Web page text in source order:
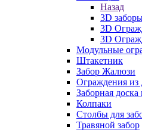
Назад
3D
3D
3D
Модульные
Штакетник
Забор Жалюзи
Ограждения
Заборная
Колпаки
Столбы для
Травяной забор